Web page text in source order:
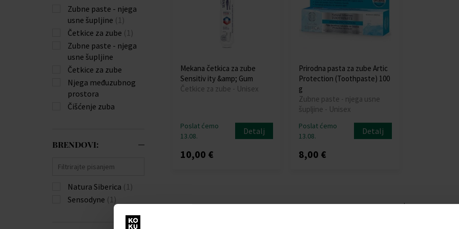
Zubne paste - njega
usne šupljine (1)
Četkice za zube (1)
Zubne paste - njega
usne šupljine
Četkice za zube
Njega međuzubnog
prostora
Čišćenje zuba
BRENDOVI:
Natura Siberica (1)
Sensodyne (1)
Mekana četkica za zube
Sensitiv ity &amp; Gum
Četkice za zube - Unisex
Poslat ćemo
13.08.
Detalj
10,00 €
Prirodna pasta za zube Artic
Protection (Toothpaste) 100
g
Zubne paste - njega usne
šupljine - Unisex
Poslat ćemo
13.08.
Detalj
8,00 €
: